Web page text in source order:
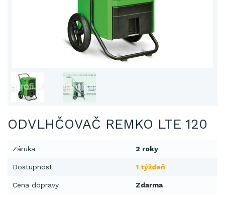
ODVLHČOVAČ REMKO LTE 120
Záruka 2 roky
Dostupnost 1 týždeň
Cena dopravy Zdarma